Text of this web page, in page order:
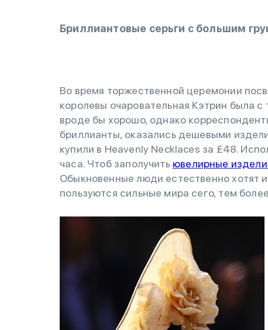
Бриллиантовые серьги с большим
Во время торжественной церемонии
королевы очаровательная Кэтрин была
вроде бы хорошо, однако
бриллианты, оказались дешевыми
купили в Heavenly Necklaces за £48.
часа. Чтоб заполучить ювелирные
Обыкновенные люди естественно хотят
пользуются сильные мира сего, тем